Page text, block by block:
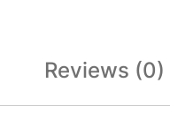
Reviews (0)